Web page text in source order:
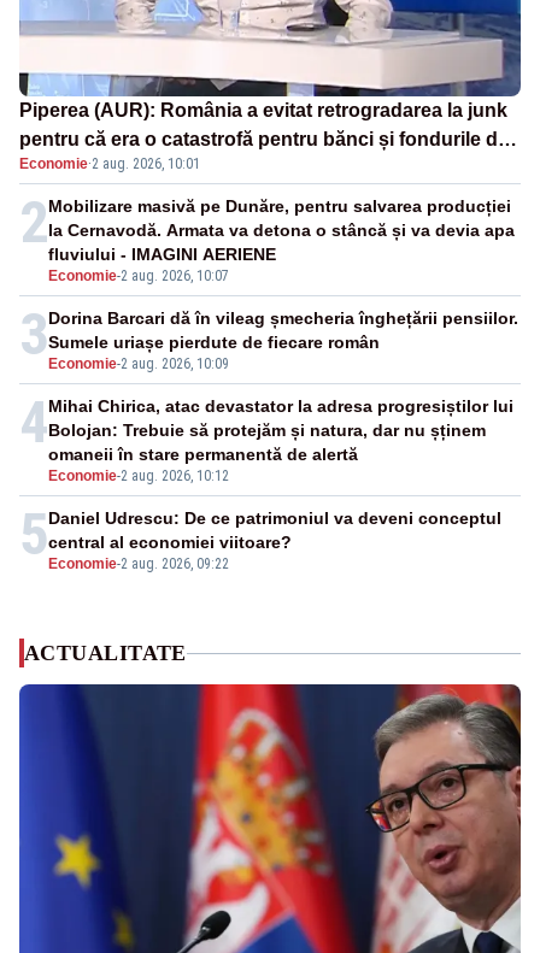
Piperea (AUR): România a evitat retrogradarea la junk
pentru că era o catastrofă pentru bănci și fondurile de
pensii
Economie·2 aug. 2026, 10:01
2
Economie-2 aug. 2026, 10:07
Mobilizare masivă pe Dunăre, pentru salvarea producției
la Cernavodă. Armata va detona o stâncă și va devia apa
fluviului - IMAGINI AERIENE
3 Economie-2 aug. 2026, 10:09
Dorina Barcari dă în vileag șmecheria înghețării pensiilor.
Sumele uriașe pierdute de fiecare român
4
Economie-2 aug. 2026, 10:12
Mihai Chirica, atac devastator la adresa progresiștilor lui
Bolojan: Trebuie să protejăm și natura, dar nu șținem
omaneii în stare permanentă de alertă
5 Economie-2 aug. 2026, 09:22
Daniel Udrescu: De ce patrimoniul va deveni conceptul
central al economiei viitoare?
ACTUALITATE